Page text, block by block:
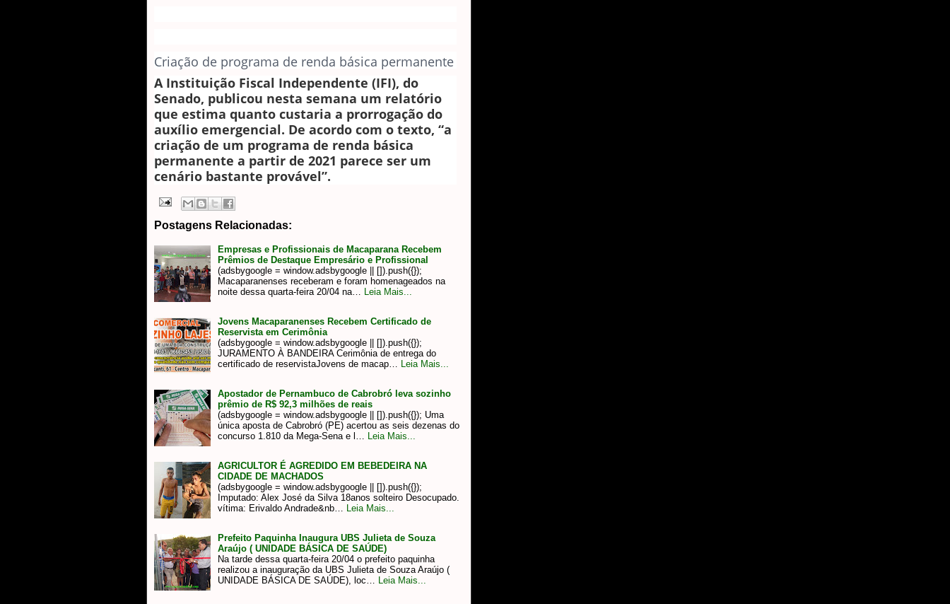
Criação de programa de renda básica permanente
A Instituição Fiscal Independente (IFI), do
Senado, publicou nesta semana um relatório
que estima quanto custaria a prorrogação do
auxílio emergencial. De acordo com o texto, “a
criação de um programa de renda básica
permanente a partir de 2021 parece ser um
cenário bastante provável”.
Postagens Relacionadas:
Empresas e Profissionais de Macaparana Recebem
Prêmios de Destaque Empresário e Profissional
(adsbygoogle = window.adsbygoogle || []).push({});
Macaparanenses receberam e foram homenageados na
noite dessa quarta-feira 20/04 na…
Leia Mais...
Jovens Macaparanenses Recebem Certificado de
Reservista em Cerimônia
(adsbygoogle = window.adsbygoogle || []).push({});
JURAMENTO À BANDEIRA Cerimônia de entrega do
certificado de reservistaJovens de macap…
Leia Mais...
Apostador de Pernambuco de Cabrobró leva sozinho
prêmio de R$ 92,3 milhões de reais
(adsbygoogle = window.adsbygoogle || []).push({}); Uma
única aposta de Cabrobró (PE) acertou as seis dezenas do
concurso 1.810 da Mega-Sena e l…
Leia Mais...
AGRICULTOR É AGREDIDO EM BEBEDEIRA NA
CIDADE DE MACHADOS
(adsbygoogle = window.adsbygoogle || []).push({});
Imputado: Alex José da Silva 18anos solteiro Desocupado.
vítima: Erivaldo Andrade&nb…
Leia Mais...
Prefeito Paquinha Inaugura UBS Julieta de Souza
Araújo ( UNIDADE BÁSICA DE SAÚDE)
Na tarde dessa quarta-feira 20/04 o prefeito paquinha
realizou a inauguração da UBS Julieta de Souza Araújo (
UNIDADE BÁSICA DE SAÚDE), loc…
Leia Mais...